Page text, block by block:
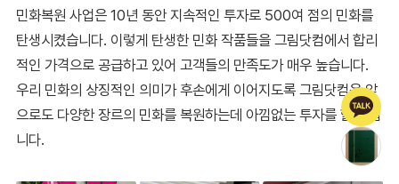
민화복원 사업은 10년 동안 지속적인 투자로 500여 점의 민화를
탄생시켰습니다. 이렇게 탄생한 민화 작품들을 그림닷컴에서 합리
적인 가격으로 공급하고 있어 고객들의 만족도가 매우 높습니다.
우리 민화의 상징적인 의미가 후손에게 이어지도록 그림닷컴은 앞
으로도 다양한 장르의 민화를 복원하는데 아낌없는 투자를 할 것입
니다.